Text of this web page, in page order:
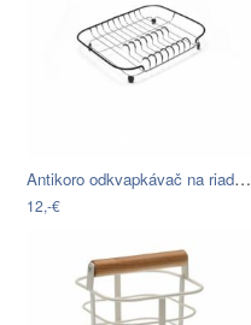
Antikoro odkvapkávač na riad s čiernymi…
12,-€